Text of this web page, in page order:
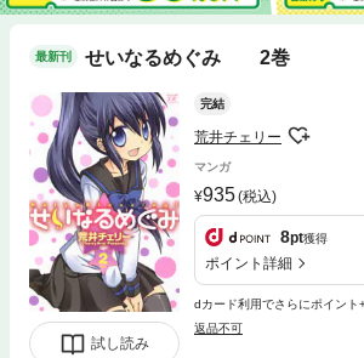
最新刊 せいなるめぐみ 2巻
試し読み
完結
荒井チェリー
マンガ
935(税込)
8pt獲得
ポイント詳細
dカード利用でさらにポイント
返品不可